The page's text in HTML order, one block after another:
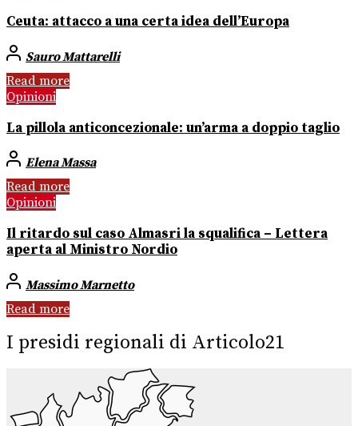
Ceuta: attacco a una certa idea dell’Europa
Sauro Mattarelli
Read more
Opinioni
La pillola anticoncezionale: un’arma a doppio taglio
Elena Massa
Read more
Opinioni
Il ritardo sul caso Almasri la squalifica – Lettera
aperta al Ministro Nordio
Massimo Marnetto
Read more
I presidi regionali di Articolo21